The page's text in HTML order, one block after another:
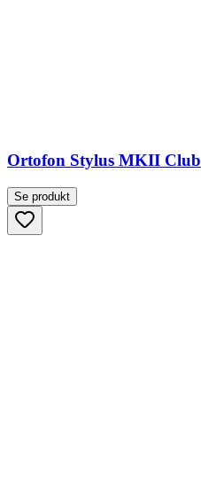
Ortofon Stylus MKII Club
Se produkt